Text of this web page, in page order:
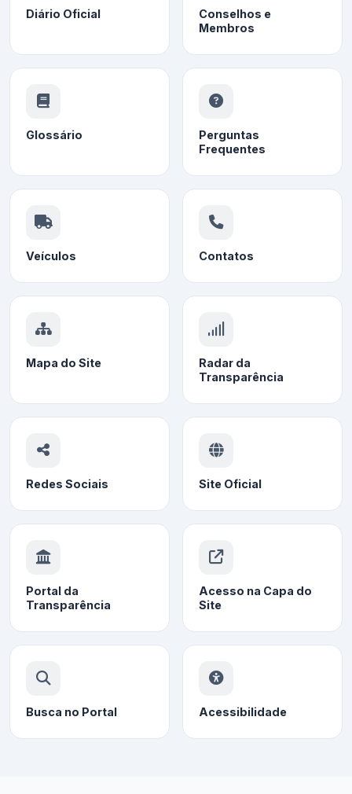
Diário Oficial
Conselhos e
Membros
Glossário
Perguntas
Frequentes
Veículos Contatos
Mapa do Site
Radar da
Transparência
Redes Sociais Site Oficial
Portal da
Transparência
Acesso na Capa do
Site
Busca no Portal Acessibilidade